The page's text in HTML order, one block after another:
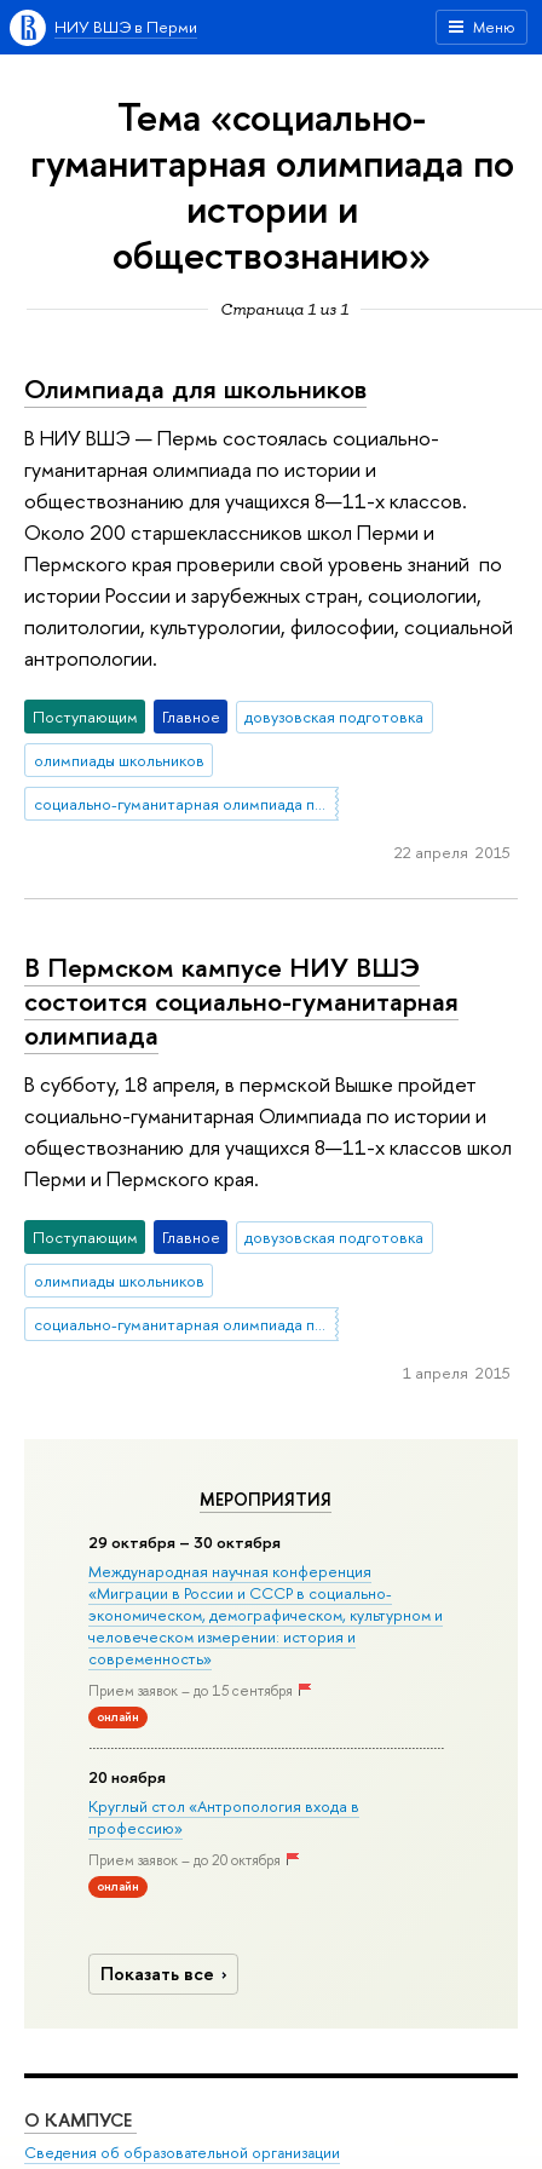
Меню
НИУ ВШЭ в Перми
Тема «социально-
гуманитарная олимпиада по
истории и
обществознанию»
Страница 1 из 1
МЕРОПРИЯТИЯ
29 октября – 30 октября
Международная научная конференция
«Миграции в Росcии и СССР в социально-
экономическом, демографическом, культурном и
человеческом измерении: история и
современность»
Прием заявок – до 15 сентября
онлайн
20 ноября
Круглый стол «Антропология входа в
профессию»
Прием заявок – до 20 октября
онлайн
Показать все
Олимпиада для школьников
В НИУ ВШЭ — Пермь состоялась социально-
гуманитарная олимпиада по истории и
обществознанию для учащихся 8—11-х классов.
Около 200 старшеклассников школ Перми и
Пермского края проверили свой уровень знаний по
истории России и зарубежных стран, социологии,
политологии, культурологии, философии, социальной
антропологии.
Поступающим Главное
довузовская подготовка
олимпиады школьников
социально-гуманитарная олимпиада по истории и обществознанию
22 апреля 2015
В Пермском кампусе НИУ ВШЭ
состоится социально-гуманитарная
олимпиада
В субботу, 18 апреля, в пермской Вышке пройдет
социально-гуманитарная Олимпиада по истории и
обществознанию для учащихся 8—11-х классов школ
Перми и Пермского края.
Поступающим Главное
довузовская подготовка
олимпиады школьников
социально-гуманитарная олимпиада по истории и обществознанию
1 апреля 2015
О КАМПУСЕ
Сведения об образовательной организации